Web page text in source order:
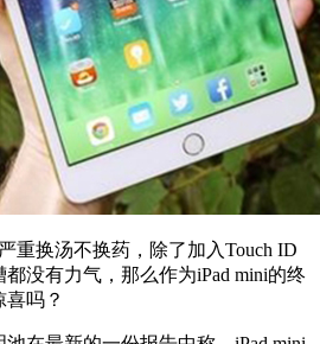
换汤不换药，除了加入Touch ID
没有力气，那么作为iPad mini的终
吗？